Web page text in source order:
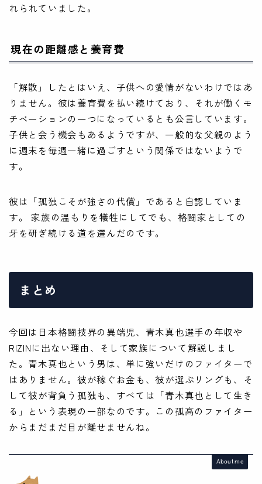
れられていました。
現在の距離感と養育費
「解散」したとはいえ、子供への愛情がないわけではあ
りません。彼は養育費を払い続けており、それが働くモ
チベーションの一つになっているとも公言しています。
子供と会う機会もあるようですが、一般的な父親のよう
に週末を毎週一緒に過ごすという関係ではないようで
す。
彼は「孤独こそが強さの代償」であると自認していま
す。 家族の温もりを犠牲にしてでも、格闘家としての
牙を研ぎ続ける道を選んだのです。
まとめ
今回は日本格闘技界の異端児、青木真也選手の年収や
RIZINに出ない理由、そして家族について解説しまし
た。青木真也という男は、単に強いだけのファイターで
はありません。彼が稼ぐお金も、彼が選ぶリングも、そ
して彼が背負う孤独も、すべては「青木真也として生き
る」という表現の一部なのです。この孤高のファイター
からまだまだ目が離せませんね。
About me